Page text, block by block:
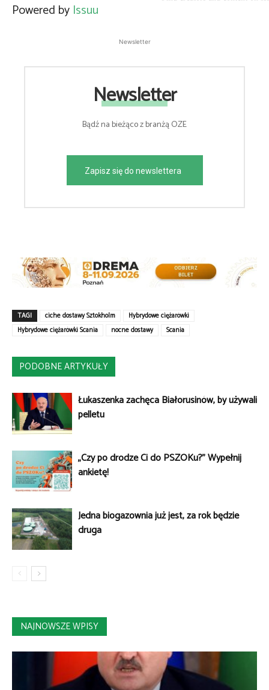
Powered by Issuu
Newsletter
Newsletter
Bądź na bieżąco z branżą OZE
Zapisz się do newslettera
TAGI ciche dostawy Sztokholm
Hybrydowe ciężarówki
Hybrydowe ciężarówki Scania
nocne dostawy Scania
PODOBNE ARTYKUŁY
Łukaszenka zachęca Białorusinów, by używali
pelletu
„Czy po drodze Ci do PSZOKu?” Wypełnij
ankietę!
Jedna biogazownia już jest, za rok będzie
druga
NAJNOWSZE WPISY